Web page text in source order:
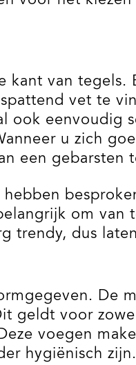
kant van
vet te
ook eenvoudig
u zich
een
om
trendy, dus
De
geldt voor
voegen
hygiënisch